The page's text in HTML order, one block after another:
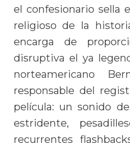
el confesionario sella
religioso de la
encarga de
disruptiva el ya
norteamericano
responsable del
película: un sonido
estridente,
recurrentes